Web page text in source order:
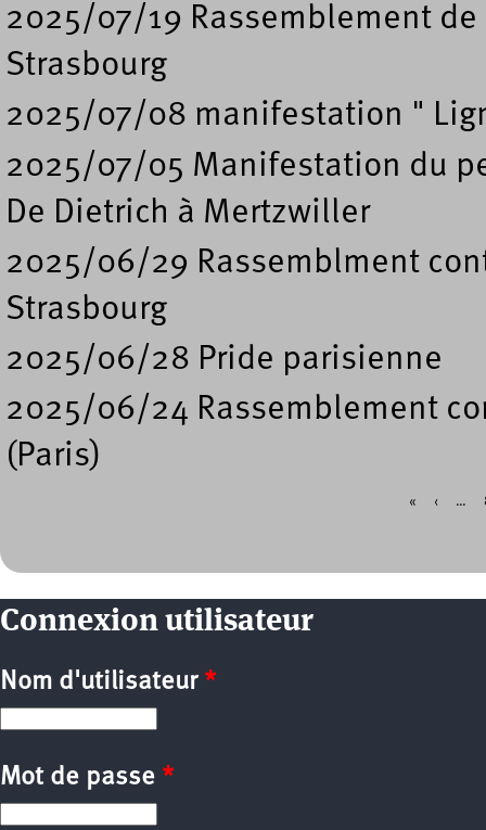
2025/07/19 Rassemblement
Strasbourg
2025/07/08 manifestation "
2025/07/05 Manifestation du
De Dietrich à Mertzwiller
2025/06/29 Rassemblment
Strasbourg
2025/06/28 Pride parisienne
2025/06/24 Rassemblement
(Paris)
« ‹ …
Connexion utilisateur
Nom d'utilisateur *
Mot de passe *